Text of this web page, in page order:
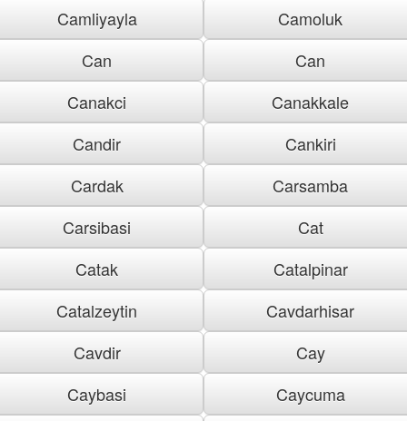
Camliyayla
Camoluk
Can
Can
Canakci
Canakkale
Candir
Cankiri
Cardak
Carsamba
Carsibasi
Cat
Catak
Catalpinar
Catalzeytin
Cavdarhisar
Cavdir
Cay
Caybasi
Caycuma